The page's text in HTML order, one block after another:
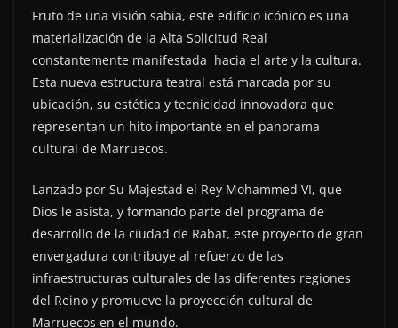
Fruto de una visión sabia, este edificio icónico es una
materialización de la Alta Solicitud Real
constantemente manifestada hacia el arte y la cultura.
Esta nueva estructura teatral está marcada por su
ubicación, su estética y tecnicidad innovadora que
representan un hito importante en el panorama
cultural de Marruecos.
Lanzado por Su Majestad el Rey Mohammed VI, que
Dios le asista, y formando parte del programa de
desarrollo de la ciudad de Rabat, este proyecto de gran
envergadura contribuye al refuerzo de las
infraestructuras culturales de las diferentes regiones
del Reino y promueve la proyección cultural de
Marruecos en el mundo.